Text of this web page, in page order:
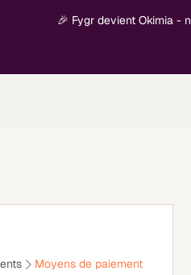
🎉 Fygr devient Okimia -
Moyens de paiement